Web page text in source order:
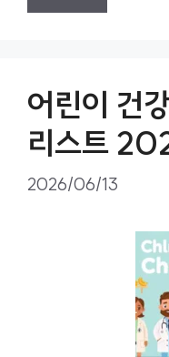
어린이 건
리스트
2026/06/13